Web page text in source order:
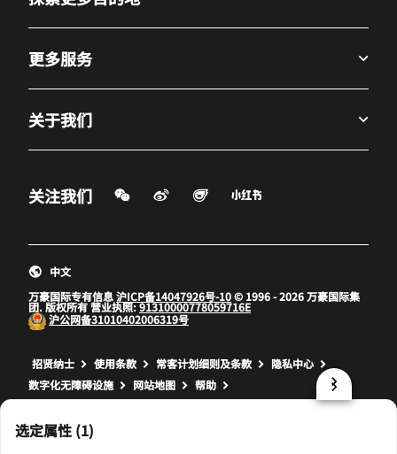
选定属性 (1)
更多服务
关于我们
关注我们 微信扫一扫
微博
打开新窗口
飞猪
打开新窗口打开新窗口
万豪国际专有信息沪ICP备14047926号-10© 1996 - 2026 万豪国际集
团. 版权所有 营业执照:91310000778059716E
沪公网备31010402006319号
中文
招贤纳士 打开新窗口
使用条款 打开新窗口
常客计划细则及条款 打开新窗口
隐私中心
数字化无障碍设施
网站地图 帮助
prod32,0DBEF486-4C28-5068-B874-D7B14145838A,NA